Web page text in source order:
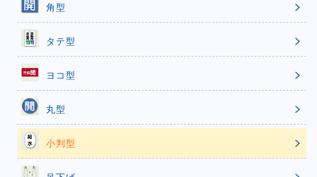
角型
タテ型
ヨコ型
丸型
小判型